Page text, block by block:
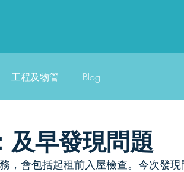
工程及物管 Blog
及早發現問題
會包括起租前入屋檢查。今次發現